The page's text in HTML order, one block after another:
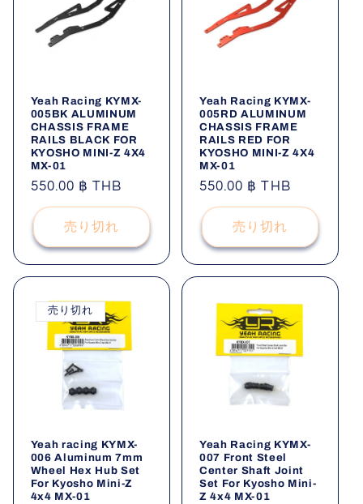
Yeah Racing KYMX-
005BK ALUMINUM
CHASSIS FRAME
RAILS BLACK FOR
KYOSHO MINI-Z 4X4
MX-01
通
常
価
格
550.00 ฿ THB
売り切れ
Yeah Racing KYMX-
005RD ALUMINUM
CHASSIS FRAME
RAILS RED FOR
KYOSHO MINI-Z 4X4
MX-01
通
常
価
格
550.00 ฿ THB
売り切れ
売り切れ
Yeah racing KYMX-
006 Aluminum 7mm
Wheel Hex Hub Set
For Kyosho Mini-Z
4x4 MX-01
Yeah Racing KYMX-
007 Front Steel
Center Shaft Joint
Set For Kyosho Mini-
Z 4x4 MX-01